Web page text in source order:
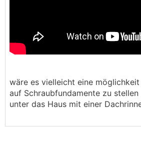
wäre es vielleicht eine
auf Schraubfundamente zu
unter das Haus mit einer